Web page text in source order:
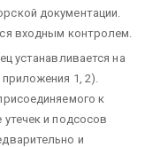
документации.
входным контролем.
устанавливается на
1, 2).
к
и подсосов
и